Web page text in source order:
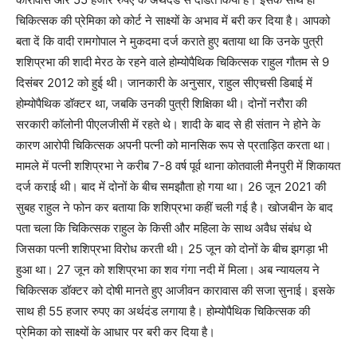
चिकित्सक की प्रेमिका को कोर्ट ने साक्ष्यों के अभाव में बरी कर दिया है। आपको
बता दें कि वादी रामगोपाल ने मुकदमा दर्ज कराते हुए बताया था कि उनके पुत्री
शशिप्रभा की शादी मेरठ के रहने वाले होम्योपैथिक चिकित्सक राहुल गौतम से 9
दिसंबर 2012 को हुई थी। जानकारी के अनुसार, राहुल सीएचसी डिबाई में
होम्योपैथिक डॉक्टर था, जबकि उनकी पुत्री शिक्षिका थी। दोनों नरौरा की
सरकारी कॉलोनी पीएलजीसी में रहते थे। शादी के बाद से ही संतान ने होने के
कारण आरोपी चिकित्सक अपनी पत्नी को मानसिक रूप से प्रताड़ित करता था।
मामले में पत्नी शशिप्रभा ने करीब 7-8 वर्ष पूर्व थाना कोतवाली मैनपुरी में शिकायत
दर्ज कराई थी। बाद में दोनों के बीच समझौता हो गया था। 26 जून 2021 की
सुबह राहुल ने फोन कर बताया कि शशिप्रभा कहीं चली गई है। खोजबीन के बाद
पता चला कि चिकित्सक राहुल के किसी और महिला के साथ अवैध संबंध थे
जिसका पत्नी शशिप्रभा विरोध करती थी। 25 जून को दोनों के बीच झगड़ा भी
हुआ था। 27 जून को शशिप्रभा का शव गंगा नदी में मिला। अब न्यायलय ने
चिकित्सक डॉक्टर को दोषी मानते हुए आजीवन कारावास की सजा सुनाई। इसके
साथ ही 55 हजार रुपए का अर्थदंड लगाया है। होम्योपैथिक चिकित्सक की
प्रेमिका को साक्ष्यों के आधार पर बरी कर दिया है।